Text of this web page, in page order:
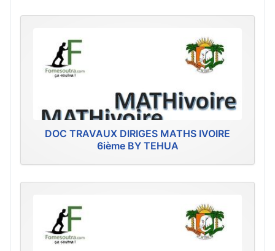
DOC TRAVAUX DIRIGES MATHS IVOIRE
6ième BY TEHUA